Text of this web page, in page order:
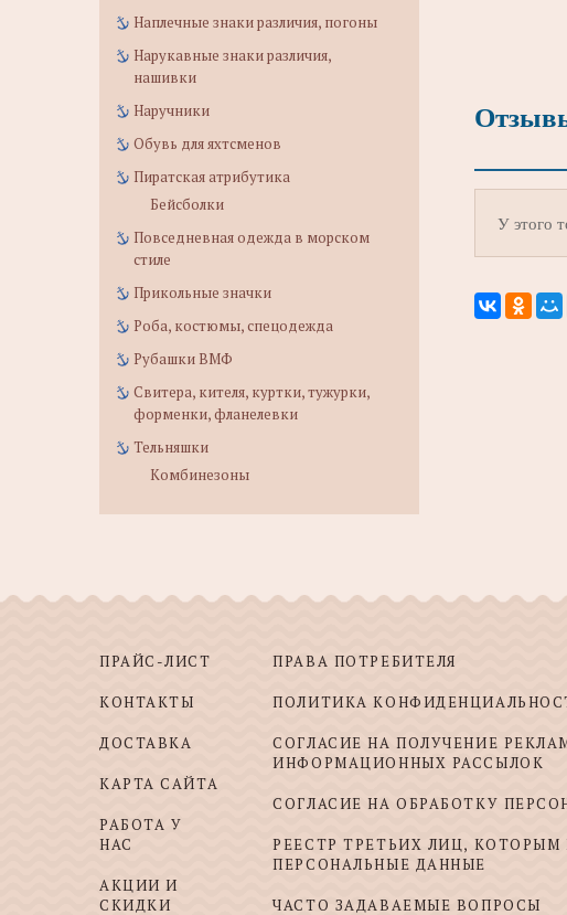
Наплечные знаки различия, погоны
Нарукавные знаки различия,
нашивки
Наручники
Обувь для яхтсменов
Пиратская атрибутика
Бейсболки
Повседневная одежда в морском
стиле
Прикольные значки
Роба, костюмы, спецодежда
Рубашки ВМФ
Свитера, кителя, куртки, тужурки,
форменки, фланелевки
Тельняшки
Комбинезоны
У этого
ПРАЙС-ЛИСТ
КОНТАКТЫ
ДОСТАВКА
КАРТА САЙТА
РАБОТА У
НАС
АКЦИИ И
СКИДКИ
ПРАВА ПОТРЕБИТЕЛЯ
ПОЛИТИКА
СОГЛАСИЕ НА ПОЛУЧЕНИЕ
ИНФОРМАЦИОННЫХ РАССЫЛОК
СОГЛАСИЕ НА ОБРАБОТКУ
РЕЕСТР ТРЕТЬИХ ЛИЦ, КОТОРЫМ
ПЕРСОНАЛЬНЫЕ ДАННЫЕ
ЧАСТО ЗАДАВАЕМЫЕ ВОПРОСЫ